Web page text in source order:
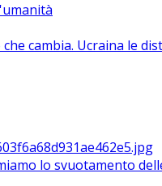
cambia. Ucraina le
lo svuotamento